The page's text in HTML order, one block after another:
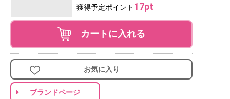
獲得予定ポイント 17pt
カートに入れる
お気に入り
ブランドページ